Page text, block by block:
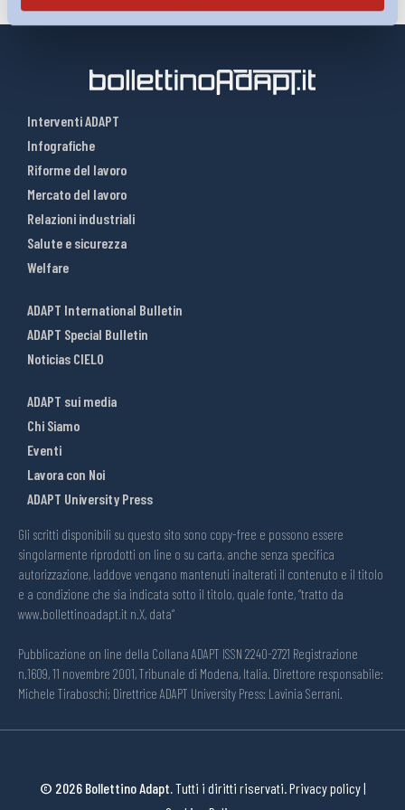
Interventi ADAPT
Infografiche
Riforme del lavoro
Mercato del lavoro
Relazioni industriali
Salute e sicurezza
Welfare
ADAPT International Bulletin
ADAPT Special Bulletin
Noticias CIELO
ADAPT sui media
Chi Siamo
Eventi
Lavora con Noi
ADAPT University Press
Gli scritti disponibili su questo sito sono copy-free e possono essere
singolarmente riprodotti on line o su carta, anche senza specifica
autorizzazione, laddove vengano mantenuti inalterati il contenuto e il titolo
e a condizione che sia indicata sotto il titolo, quale fonte, “tratto da
www.bollettinoadapt.it n.X, data“
Pubblicazione on line della Collana ADAPT ISSN 2240-2721 Registrazione
n.1609, 11 novembre 2001, Tribunale di Modena, Italia. Direttore responsabile:
Michele Tiraboschi; Direttrice ADAPT University Press: Lavinia Serrani.
© 2026 Bollettino Adapt.Tutti i diritti riservati.Privacy policy|